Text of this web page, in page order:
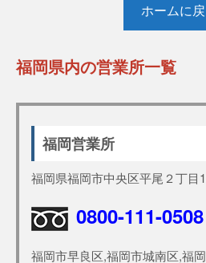
ホームに
福岡県内の営業所一覧
福岡営業所
福岡県福岡市中央区平尾２丁目
0800-111-0508
福岡市早良区,福岡市城南区,福